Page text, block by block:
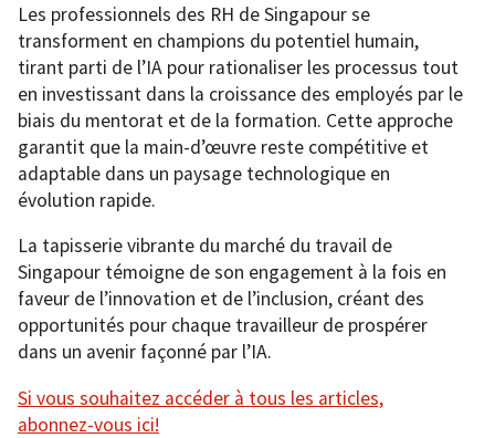
Les professionnels des RH de Singapour se
transforment en champions du potentiel humain,
tirant parti de l’IA pour rationaliser les processus tout
en investissant dans la croissance des employés par le
biais du mentorat et de la formation. Cette approche
garantit que la main-d’œuvre reste compétitive et
adaptable dans un paysage technologique en
évolution rapide.
La tapisserie vibrante du marché du travail de
Singapour témoigne de son engagement à la fois en
faveur de l’innovation et de l’inclusion, créant des
opportunités pour chaque travailleur de prospérer
dans un avenir façonné par l’IA.
Si vous souhaitez accéder à tous les articles,
abonnez-vous ici!